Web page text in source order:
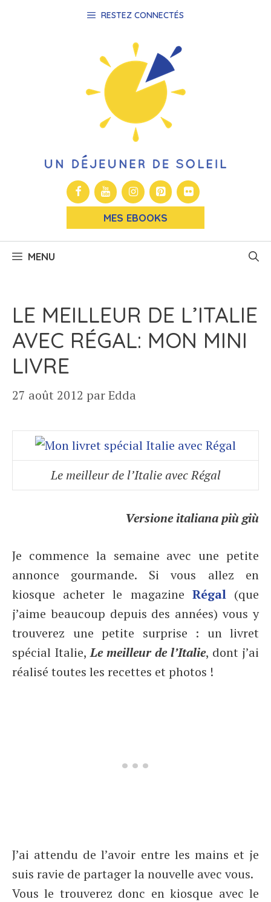
RESTEZ CONNECTÉS
MES EBOOKS
MENU
LE MEILLEUR DE L’ITALIE
AVEC RÉGAL: MON MINI
LIVRE
27 août 2012 parEdda
Le meilleur de l’Italie avec Régal
Versione italiana più giù
Je commence la semaine avec une petite
annonce gourmande. Si vous allez en
kiosque acheter le magazine Régal (que
j’aime beaucoup depuis des années) vous y
trouverez une petite surprise : un livret
spécial Italie,Le meilleur de l’Italie, dont j’ai
réalisé toutes les recettes et photos !
J’ai attendu de l’avoir entre les mains et je
suis ravie de partager la nouvelle avec vous.
Vous le trouverez donc en kiosque avec le